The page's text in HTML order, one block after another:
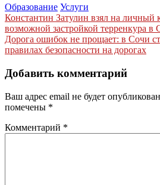
Образование Услуги
Навигация
по
записям
Константин Затулин взял на личный
возможной застройкой терренкура в
Дорога ошибок не прощает: в Сочи
правилах безопасности на дорогах
Добавить комментарий
Ваш адрес email не будет
помечены *
Комментарий *